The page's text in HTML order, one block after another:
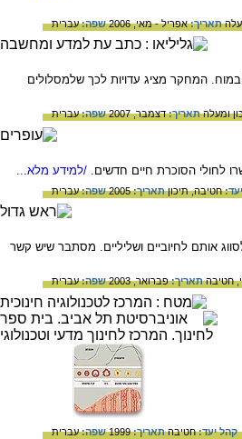
תאריך:אפריל - מאי, 2006 שפה:עברית
המחקר מציג עדויות לכך שלמסלולים
ומעלהתאריך:דצמבר, 2007 שפה:עברית
לחולי הסוכרת חיים חדשים. /למידע מלא...
חטיבה,תיכוןתאריך:2005 שפה:עברית
אותם לחיוביים ושליליים. מסתבר שיש קשר
חטיבהתאריך:פברואר, 2003 שפה:עברית
קהל יעד:חטיבהתאריך:1999 שפה:עברית